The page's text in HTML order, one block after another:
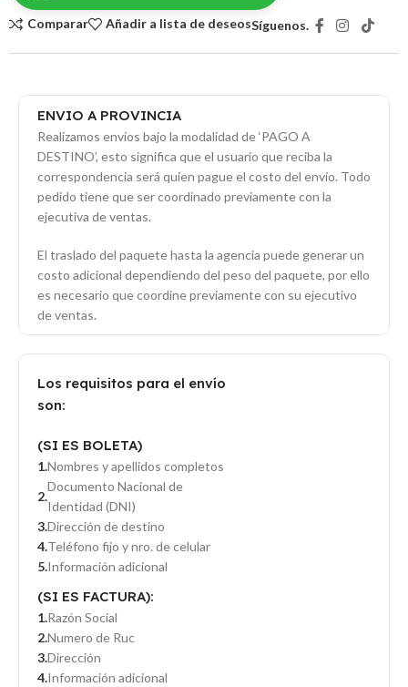
Comparar Añadir a lista de deseosSíguenos.
ENVIO A PROVINCIA
Realizamos envíos bajo la modalidad de ‘PAGO A
DESTINO’, esto significa que el usuario que reciba la
correspondencia será quien pague el costo del envío. Todo
pedido tiene que ser coordinado previamente con la
ejecutiva de ventas.
El traslado del paquete hasta la agencia puede generar un
costo adicional dependiendo del peso del paquete, por ello
es necesario que coordine previamente con su ejecutivo
de ventas.
Los requisitos para el envío
son:
(SI ES BOLETA)
Nombres y apellidos completos
Documento Nacional de
Identidad (DNI)
Dirección de destino
Teléfono fijo y nro. de celular
Información adicional
(SI ES FACTURA):
Razón Social
Numero de Ruc
Dirección
Información adicional